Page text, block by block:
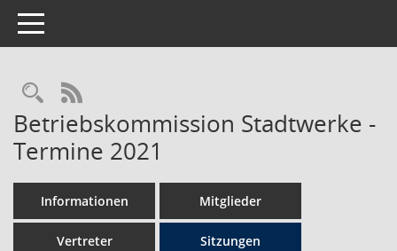
Toggle navigation
Rechercheauswahl
RSS-Feed
Betriebskommission Stadtwerke -
Termine 2021
Informationen Mitglieder
Vertreter Sitzungen